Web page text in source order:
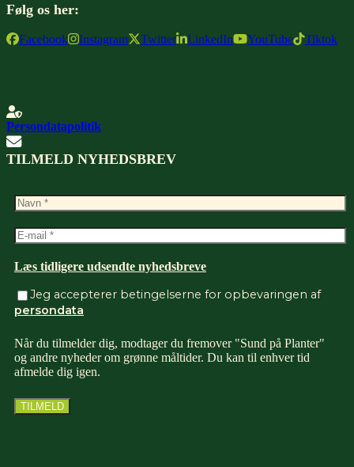
Følg os her:
Facebook Instagram Twitter LinkedIn YouTube Tiktok
Persondatapolitik
TILMELD NYHEDSBREV
Læs tidligere udsendte nyhedsbreve
Jeg accepterer betingelserne for opbevaringen af
persondata
Når du tilmelder dig, modtager du fremover "Sund på Planter"
og andre nyheder om grønne måltider. Du kan til enhver tid
afmelde dig igen.